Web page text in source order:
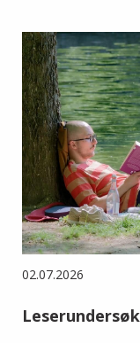
02.07.2026